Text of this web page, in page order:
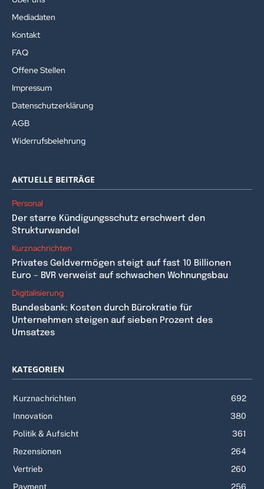
Mediadaten
Kontakt
FAQ
Offene Stellen
Impressum
Datenschutzerklärung
AGB
Widerrufsbelehrung
AKTUELLE BEITRÄGE
Personal
Der starre Kündigungsschutz erschwert den
Strukturwandel
Kurznachrichten
Privates Geldvermögen steigt auf fast 10 Billionen
Euro – BVR verweist auf schwachen Wohnungsbau
Digitalisierung
Bundesbank: Kosten durch Bürokratie für
Unternehmen steigen auf sieben Prozent des
Umsatzes
KATEGORIEN
Kurznachrichten
692
Innovation
380
Politik & Aufsicht
361
Rezensionen
264
Vertrieb
260
Payment
256